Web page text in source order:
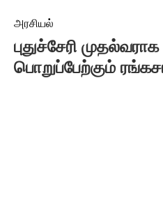
அரசியல்
புதுச்சேரி
பொறுப்பேற்கும்